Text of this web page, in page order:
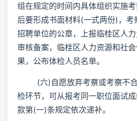
组在规定的时间内具体组织实施
后要形成书面材料(一式两份)，考
招聘单位的公章，上报临桂区人
审核备案，临桂区人力资源和社
果，公布体检人员名单。
(六)自愿放弃考察或考察不合
检环节，可从报考同一职位面试
款第(一)条规定依次递补。